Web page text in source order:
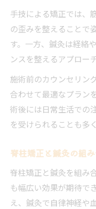
手技による矯正では、
の歪みを整えることで
す。一方、鍼灸は経絡
ンスを整えるアプロー
施術前のカウンセリン
合わせて最適なプラン
術後には日常生活での
を受けられることも多
脊柱矯正と鍼灸の組
脊柱矯正と鍼灸を組み
も幅広い効果が期待で
え、鍼灸で自律神経や